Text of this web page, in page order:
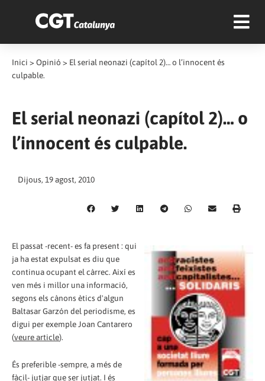
Inici > Opinió > El serial neonazi (capítol 2)… o l’innocent és
culpable.
El serial neonazi (capítol 2)… o
l’innocent és culpable.
Dijous, 19 agost, 2010
El passat -recent- es fa present : qui
ja ha estat expulsat es diu que
continua ocupant el càrrec. Així es
ven més i millor una informació,
segons els cànons ètics d'algun
Baltasar Garzón del periodisme, es
digui per exemple Joan Cantarero
(veure article).
És preferible -sempre, a més de
fàcil- jutjar que ser jutjat. I és